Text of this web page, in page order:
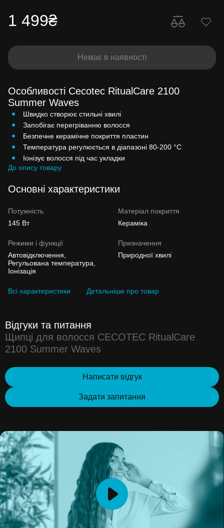
1 499₴
Немає в наявності
Особливості Cecotec RitualCare 2100
Summer Waves
Швидко створює стильні хвилі
Запобігає перегріванню волосся
Безпечне керамічне покриття пластин
Температура регулюється в діапазоні 80-200 °C
Іонізує волосся під час укладки
До опису товару
Основні характеристики
Потужність
145 Вт
Матеріал покриття
Кераміка
Режими і функції
Автовідключення,
Регульована температура,
Іонізація
Призначення
Природної хвилі
Всі характеристики Детальніше про товар
Відгуки та питання
Щипці для волосся CECOTEC RitualCare
2100 Summer Waves
Написати відгук
Задати запитання